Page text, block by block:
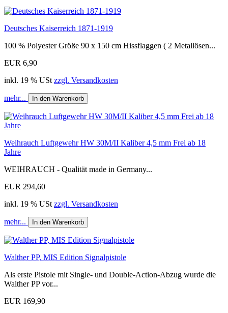
Deutsches Kaiserreich 1871-1919
100 % Polyester Größe 90 x 150 cm Hissflaggen ( 2 Metallösen...
EUR 6,90
inkl. 19 % USt zzgl. Versandkosten
mehr... In den Warenkorb
Weihrauch Luftgewehr HW 30M/II Kaliber 4,5 mm Frei ab 18
Jahre
WEIHRAUCH - Qualität made in Germany...
EUR 294,60
inkl. 19 % USt zzgl. Versandkosten
mehr... In den Warenkorb
Walther PP, MIS Edition Signalpistole
Als erste Pistole mit Single- und Double-Action-Abzug wurde die
Walther PP vor...
EUR 169,90